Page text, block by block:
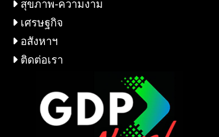
สุขภาพ-ความงาม
เศรษฐกิจ
อสังหาฯ
ติดต่อเรา